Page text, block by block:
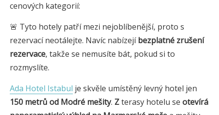
cenových kategorií:
🚨 Tyto hotely patří mezi nejoblíbenější, proto s
rezervací neotálejte. Navíc nabízejíbezplatné zrušení
rezervace, takže se nemusíte bát, pokud si to
rozmyslíte.
Ada Hotel Istabul je skvěle umístěný levný hotel jen
150 metrů od Modré mešity. Zterasy hotelu se otevírá